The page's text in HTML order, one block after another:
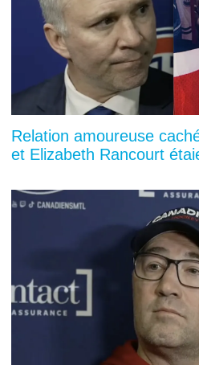
Relation amoureuse
et Elizabeth Rancourt